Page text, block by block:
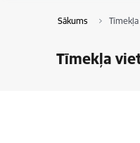
Sākums
Tīmekļa